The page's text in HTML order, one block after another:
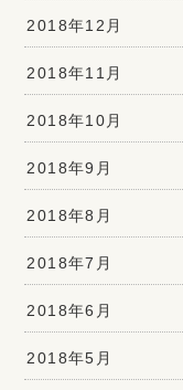
2018年12月
2018年11月
2018年10月
2018年9月
2018年8月
2018年7月
2018年6月
2018年5月